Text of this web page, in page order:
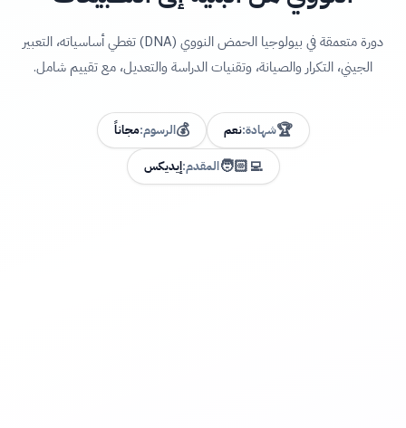
دورة متعمقة في بيولوجيا الحمض النووي (DNA) تغطي أساسياته، التعبير
الجيني، التكرار والصيانة، وتقنيات الدراسة والتعديل، مع تقييم شامل.
🏆شهادة:نعم 💰الرسوم:مجاناً
🧑🏻‍💻المقدم:إيديكس